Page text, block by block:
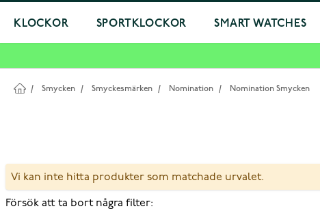
KLOCKOR SPORTKLOCKOR SMART WATCHES
/ Smycken / Smyckesmärken / Nomination / Nomination Smycken
Vi kan inte hitta produkter som matchade urvalet.
Försök att ta bort några filter: